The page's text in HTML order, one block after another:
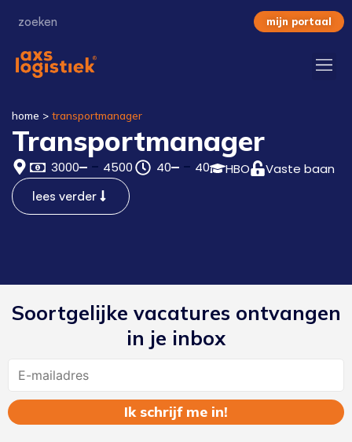
mijn portaal
home > transportmanager
Transportmanager
3000 4500 40 40 HBO Vaste baan
lees verder
Soortgelijke vacatures ontvangen
in je inbox